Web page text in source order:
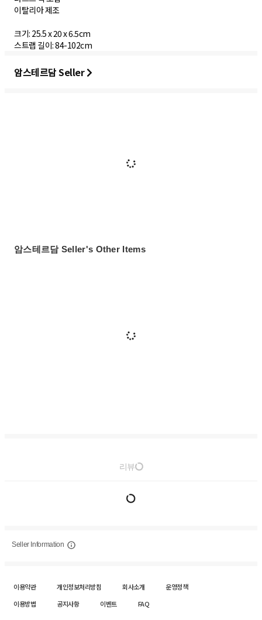
이탈리아 제조
크기: 25.5 x 20 x 6.5cm
암스테르담 Seller
암스테르담 Seller's Other Items
리뷰
Seller Information
이용약관 개인정보처리방침 회사소개
운영정책
이용방법
공지사항 이벤트 FAQ